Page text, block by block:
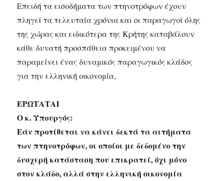
Επειδή τα εισοδήματα των πτηνοτρόφων έχουν
πληγεί τα τελευταία χρόνια και οι παραγωγοί όλης
της χώρας και ειδικότερα της Κρήτης καταβάλουν
κάθε δυνατή προσπάθεια προκειμένου να
παραμείνει ένας δυναμικός παραγωγικός κλάδος
για την ελληνική οικονομία,
ΕΡΩΤΑΤΑΙ
Ο κ. Υπουργός:
Εάν προτίθεται να κάνει δεκτά τα αιτήματα
των πτηνοτρόφων, οι οποίοι με δεδομένο την
δυσχερή κατάσταση που επικρατεί, όχι μόνο
στον κλάδο, αλλά στην ελληνική οικονομία